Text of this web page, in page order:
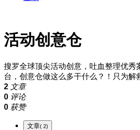
活动创意仓
搜罗全球顶尖活动创意，吐血整理优秀
台，创意仓做这么多干什么？！只为解
2 文章
0 评论
0 获赞
文章 ( 2)